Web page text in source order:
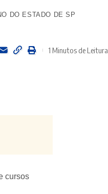
DO ESTADO DE SP
1 Minutos de Leitura
cursos